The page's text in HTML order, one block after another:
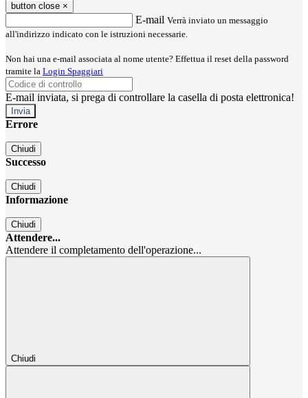
button close ×
E-mail Verrà inviato un messaggio
all'indirizzo indicato con le istruzioni necessarie.
Non hai una e-mail associata al nome utente? Effettua il reset della password
tramite la Login Spaggiari
E-mail inviata, si prega di controllare la casella di posta elettronica!
Errore
Chiudi
Successo
Chiudi
Informazione
Chiudi
Attendere...
Attendere il completamento dell'operazione...
Chiudi